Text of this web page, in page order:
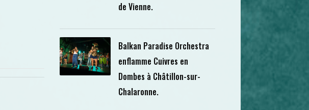
de Vienne.
Balkan Paradise Orchestra
enflamme Cuivres en
Dombes à Châtillon-sur-
Chalaronne.